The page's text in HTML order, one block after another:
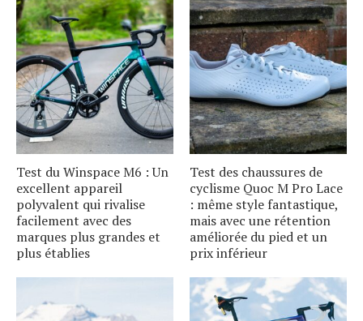
Test du Winspace M6 : Un
excellent appareil
polyvalent qui rivalise
facilement avec des
marques plus grandes et
plus établies
Test des chaussures de
cyclisme Quoc M Pro Lace
: même style fantastique,
mais avec une rétention
améliorée du pied et un
prix inférieur